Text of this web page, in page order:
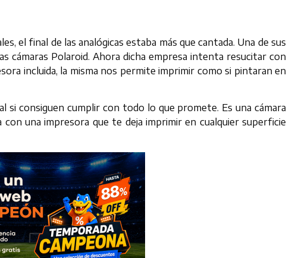
el final de las analógicas estaba más que cantada. Una de sus
cámaras Polaroid. Ahora dicha empresa intenta resucitar con
incluida, la misma nos permite imprimir como si pintaran en
si consiguen cumplir con todo lo que promete. Es una cámara
una impresora que te deja imprimir en cualquier superficie